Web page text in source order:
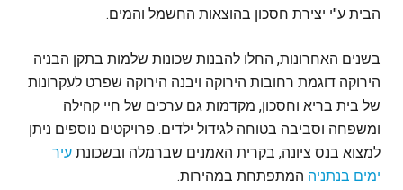
הבית ע"י יצירת חסכון בהוצאות החשמל והמים.
בשנים האחרונות, החלו להבנות שכונות שלמות בתקן הבניה
הירוקה דוגמת רחובות הירוקה ויבנה הירוקה שפרט לעקרונות
של בית בריא וחסכון, מקדמות גם ערכים של חיי קהילה
ומשפחה וסביבה בטוחה לגידול ילדים. פרויקטים נוספים ניתן
למצוא בנס ציונה, בקרית האמנים שברמלה ובשכונת עיר
ימים בנתניה המתפתחת במהירות.